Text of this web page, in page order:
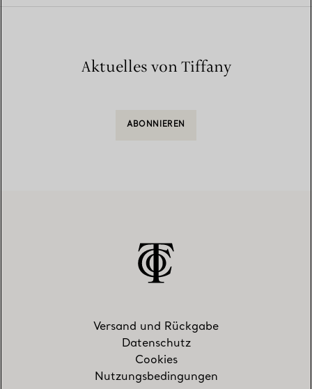
Aktuelles von Tiffany
ABONNIEREN
Versand und Rückgabe
Datenschutz
Cookies
Nutzungsbedingungen